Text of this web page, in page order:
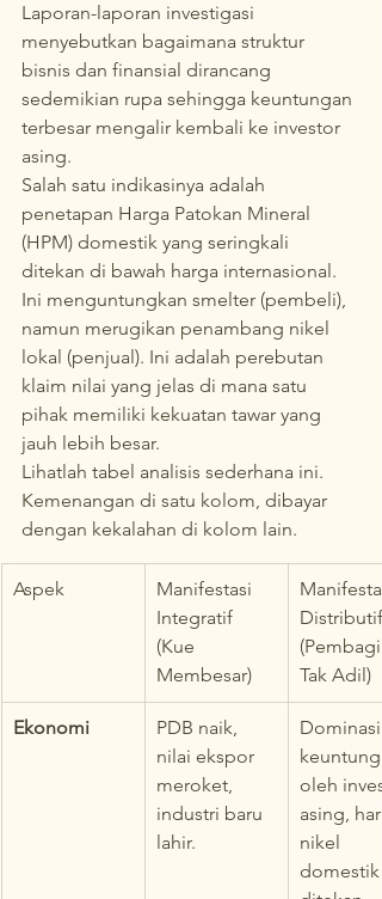
Laporan-laporan investigasi
menyebutkan bagaimana struktur
bisnis dan finansial dirancang
sedemikian rupa sehingga keuntungan
terbesar mengalir kembali ke investor
asing.
Salah satu indikasinya adalah
penetapan Harga Patokan Mineral
(HPM) domestik yang seringkali
ditekan di bawah harga internasional.
Ini menguntungkan smelter (pembeli),
namun merugikan penambang nikel
lokal (penjual). Ini adalah perebutan
klaim nilai yang jelas di mana satu
pihak memiliki kekuatan tawar yang
jauh lebih besar.
Lihatlah tabel analisis sederhana ini.
Kemenangan di satu kolom, dibayar
dengan kekalahan di kolom lain.
Aspek
Manifestasi
Integratif
(Kue
Membesar)
Distributif
Tak Adil)
Ekonomi
PDB naik,
nilai ekspor
meroket,
industri baru
lahir.
Dominasi
oleh
asing,
nikel
domestik